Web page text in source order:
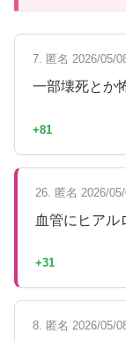
7. 匿名 2026/05/
一部壊死とか
+81
26. 匿名 2026/
血管にヒア
+31
8. 匿名 2026/05/